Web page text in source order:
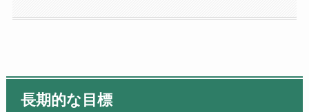
長期的な目標